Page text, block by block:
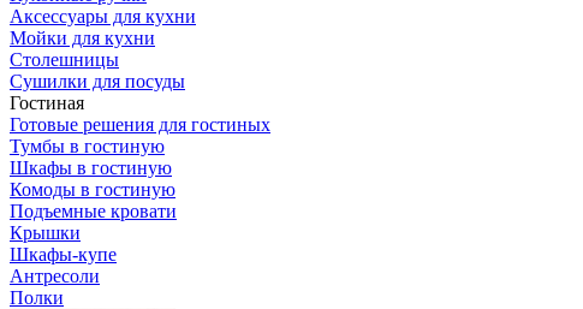
Аксессуары для кухни
Мойки для кухни
Столешницы
Сушилки для посуды
Гостиная
Готовые решения для гостиных
Тумбы в гостиную
Шкафы в гостиную
Комоды в гостиную
Подъемные кровати
Крышки
Шкафы-купе
Антресоли
Полки